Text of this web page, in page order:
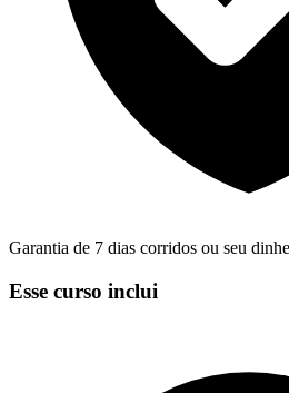
Garantia de 7 dias corridos ou seu
Esse curso inclui